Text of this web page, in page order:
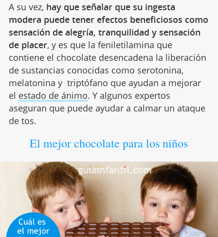
A su vez, hay que señalar que su ingesta
modera puede tener efectos beneficiosos como
sensación de alegría, tranquilidad y sensación
de placer, y es que la feniletilamina que
contiene el chocolate desencadena la liberación
de sustancias conocidas como serotonina,
melatonina y triptófano que ayudan a mejorar
el estado de ánimo. Y algunos expertos
aseguran que puede ayudar a calmar un ataque
de tos.
El mejor chocolate para los niños